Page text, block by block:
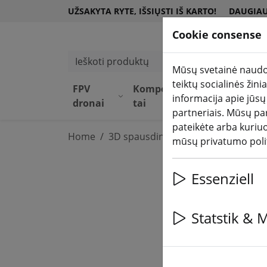
UŽSAKYTA RYTE, IŠSIŲSTI IŠ KARTO!
Ieškoti produktų
FPV
dronai
Komponen
tai
Įrang
a
DJI
Home 3D spausdinimas
Cookie consense
Mūsų svetainė
teiktų socialinės
informacija apie
partneriais. Mūsų
pateikėte arba
mūsų privatumo
Essenziell
Statstik &